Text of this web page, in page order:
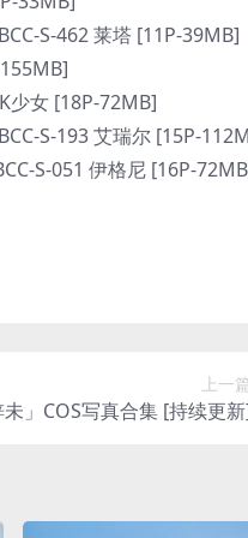
S-462 莱塔 [11P-39MB]
少女 [18P-72MB]
S-193 艾瑞尔 [15P-
S-051 伊格尼 [16P-
上一
未」COS写真合集 [持续更